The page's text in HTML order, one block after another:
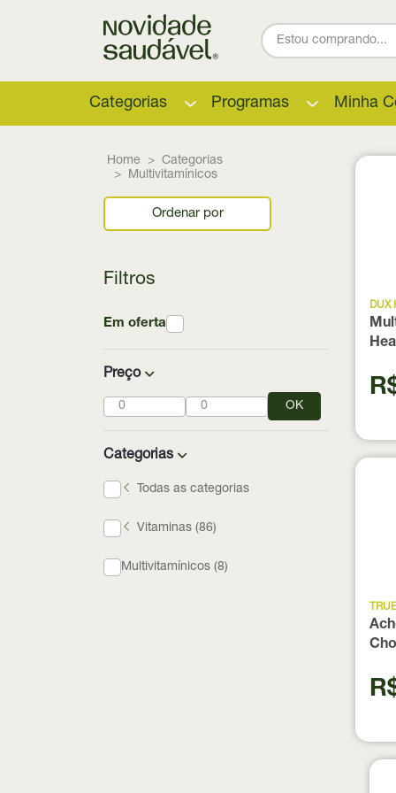
Categorias Programas Minha
Home
Categorias
Multivitamínicos
Ordenar por
Filtros
Em oferta
Preço
OK
Categorias
Todas as categorias
Vitaminas (86)
Multivitamínicos (8)
DUX